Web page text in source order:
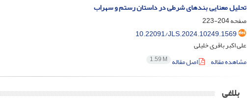
تحلیل معنایی بندهای شرطی در داستان رستم و سهراب
صفحه204-223
10.22091/JLS.2024.10249.1569
علی اکبر باقری خلیلی
مشاهده مقاله
اصل مقاله 1.59 M
بلاغی